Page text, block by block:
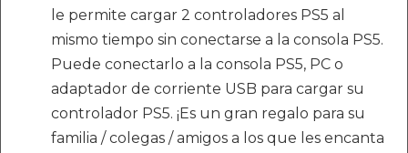
le permite cargar 2 controladores PS5 al
mismo tiempo sin conectarse a la consola PS5.
Puede conectarlo a la consola PS5, PC o
adaptador de corriente USB para cargar su
controlador PS5. ¡Es un gran regalo para su
familia / colegas / amigos a los que les encanta